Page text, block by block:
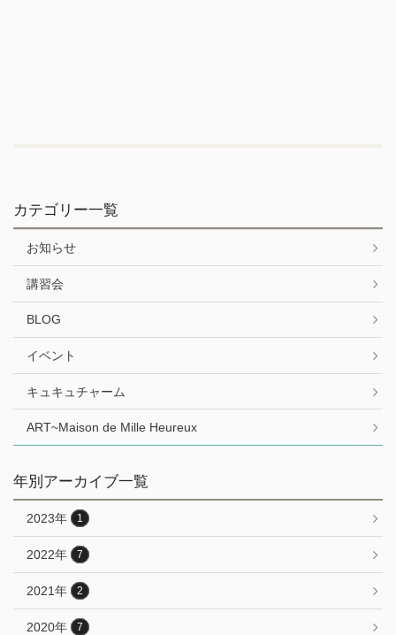
カテゴリー一覧
お知らせ
講習会
BLOG
イベント
キュキュチャーム
ART~Maison de Mille Heureux
年別アーカイブ一覧
2023年 1
2022年 7
2021年 2
2020年 7